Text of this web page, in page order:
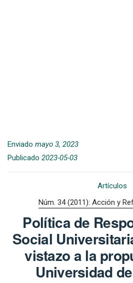
Enviado mayo 3, 2023
Publicado 2023-05-03
Artículos
Núm. 34 (2011): Acción y
Política de
Social
vistazo a la
Universidad